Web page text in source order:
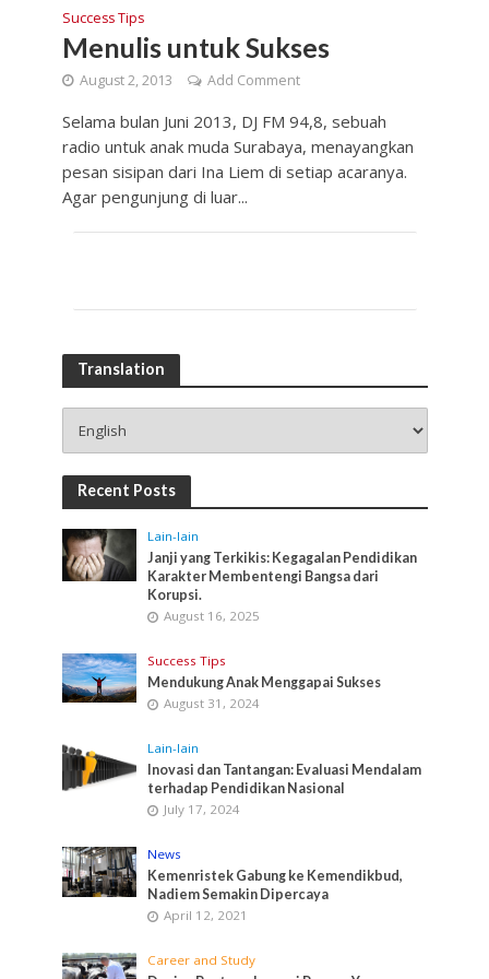
Success Tips
Menulis untuk Sukses
August 2, 2013 Add Comment
Selama bulan Juni 2013, DJ FM 94,8, sebuah
radio untuk anak muda Surabaya, menayangkan
pesan sisipan dari Ina Liem di setiap acaranya.
Agar pengunjung di luar...
Translation
Recent Posts
Lain-lain
Janji yang Terkikis: Kegagalan Pendidikan
Karakter Membentengi Bangsa dari
Korupsi.
August 16, 2025
Success Tips
Mendukung Anak Menggapai Sukses
August 31, 2024
Lain-lain
Inovasi dan Tantangan: Evaluasi Mendalam
terhadap Pendidikan Nasional
July 17, 2024
News
Kemenristek Gabung ke Kemendikbud,
Nadiem Semakin Dipercaya
April 12, 2021
Career and Study